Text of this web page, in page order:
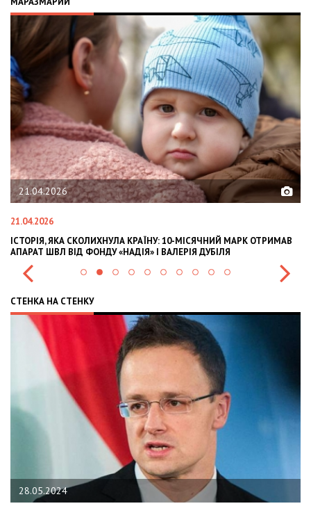
МАРК ОТРИМАВ
02.02.2026
OLEKSII ABASOV: HOW UKRAINIAN BUSINESSES
INTERNATIONAL INVESTMENTS AND HEDGE RISKS
СТЕНКА НА СТЕНКУ
22.01.2024